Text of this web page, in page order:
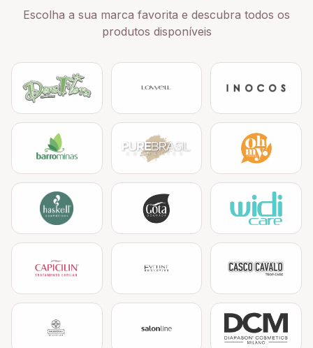
Escolha a sua marca favorita e descubra todos os
produtos disponíveis